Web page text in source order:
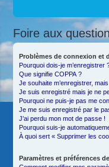
Foire aux
Problèmes de connexion et
Pourquoi dois-je m’enregistrer
Que signifie COPPA ?
Je souhaite m’enregistrer,
Je suis enregistré mais je ne
Pourquoi ne puis-je pas me
Je me suis enregistré par le
J’ai perdu mon mot de passe !
Pourquoi suis-je
À quoi sert « Supprimer les
Paramètres et préférences